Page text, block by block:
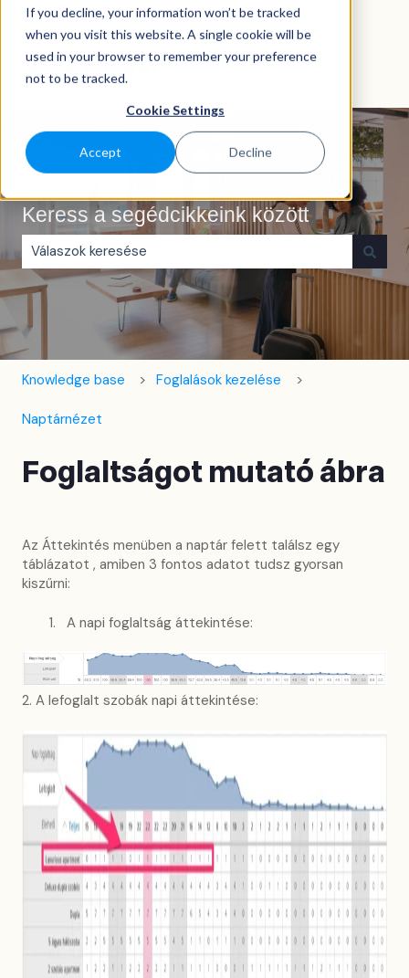
If you decline, your information won’t be tracked
when you visit this website. A single cookie will be
used in your browser to remember your preference
not to be tracked.
Cookie Settings
Accept Decline
MagyarAlmenü megjelenítése fordításokhoz
Keress a segédcikkeink között
Nincs javaslat, mert üres a keresőmező.
Knowledge base Foglalások kezelése
Naptárnézet
Foglaltságot mutató ábra
Az Áttekintés menüben a naptár felett találsz egy
táblázatot , amiben 3 fontos adatot tudsz gyorsan
kiszűrni:
A napi foglaltság áttekintése:
2. A lefoglalt szobák napi áttekintése: